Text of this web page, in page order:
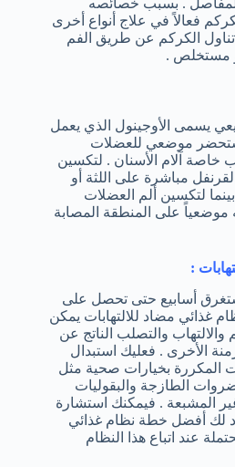
المفاصل . بسبب خصائصه
فعالاً في علاج أنواع أخرى
تناول الكركم عن طريق الفم
مستخلص .
يسمى الأوجينول الذي يعمل
موضعي للعضلات
خاصة آلام الأسنان . لتكسين
مباشرة على اللثة أو
لتكسين ألم العضلات
على المنطقة المصابة
أسابيع حتى تحصل على
نظام غذائي مضاد للالتهابات يمكن
والتصلب الناتج عن
الأخرى . فعليك استبدال
المكررة بخيارات صحية مثل
الطازجة والبقوليات
المشبعة . فيمكنك استشارة
لك أفضل خطة نظام غذائي
عند اتباع هذا النظام